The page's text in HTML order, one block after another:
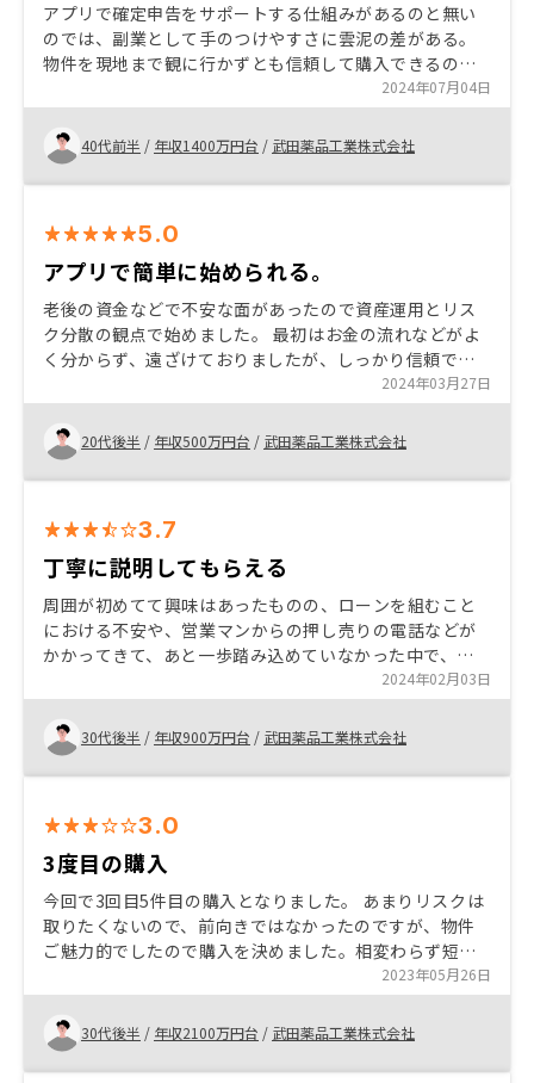
アプリで確定申告をサポートする仕組みがあるのと無い
のでは、副業として手のつけやすさに雲泥の差がある。
物件を現地まで観に行かずとも信頼して購入できるの
は、上場もしている会社という背景もあるからであり、
最初の一歩としておすすめしたい。
2024年07月04日
40代前半 / 年収1400万円台 / 武田薬品工業株式会社
5.0
アプリで簡単に始められる。
老後の資金などで不安な面があったので資産運用とリス
ク分散の観点で始めました。 最初はお金の流れなどがよ
く分からず、遠ざけておりましたが、しっかり信頼でき
て、丁寧に説明してくれる担当の方に出会えたら、変わ
りました。 特にありません。
2024年03月27日
20代後半 / 年収500万円台 / 武田薬品工業株式会社
3.7
丁寧に説明してもらえる
周囲が初めてて興味はあったものの、ローンを組むこと
における不安や、営業マンからの押し売りの電話などが
かかってきて、あと一歩踏み込めていなかった中で、
RENOCYの担当者に出会い、一つひとつ不安を解消して
いただけた。 現在入居者募集しているが、客付けが全力
で頑張るといいつつも、どのサイトをみても自分の物件
は下の方にしか出ておらず、かつ最初の一週間以降は全
く連絡がないため、基本的にサポート部門は期待できな
2024年02月03日
30代後半 / 年収900万円台 / 武田薬品工業株式会社
3.0
3度目の購入
今回で3回目5件目の購入となりました。 あまりリスクは
取りたくないので、前向きではなかったのですが、物件
ご魅力的でしたので購入を決めました。相変わらず短い
タイムラインで引き渡しまで進める担当者の方の熱意に
は感心します。今後ともよろしくお願いいたします。
2023年05月26日
30代後半 / 年収2100万円台 / 武田薬品工業株式会社